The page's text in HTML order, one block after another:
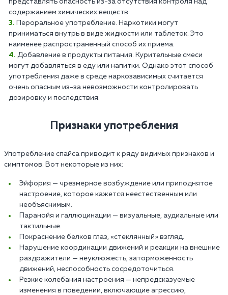
представлять опасность из-за отсутствия контроля над
содержанием химических веществ.
Пероральное употребление. Наркотики могут
приниматься внутрь в виде жидкости или таблеток. Это
наименее распространенный способ их приема.
Добавление в продукты питания. Курительные смеси
могут добавляться в еду или напитки. Однако этот способ
употребления даже в среде наркозависимых считается
очень опасным из-за невозможности контролировать
дозировку и последствия.
Признаки употребления
Употребление спайса приводит к ряду видимых признаков и
симптомов. Вот некоторые из них:
Эйфория — чрезмерное возбуждение или приподнятое
настроение, которое кажется неестественным или
необъяснимым.
Паранойя и галлюцинации — визуальные, аудиальные или
тактильные.
Покраснение белков глаз, «стеклянный» взгляд.
Нарушение координации движений и реакции на внешние
раздражители — неуклюжесть, заторможенность
движений, неспособность сосредоточиться.
Резкие колебания настроения — непредсказуемые
изменения в поведении, включающие агрессию,